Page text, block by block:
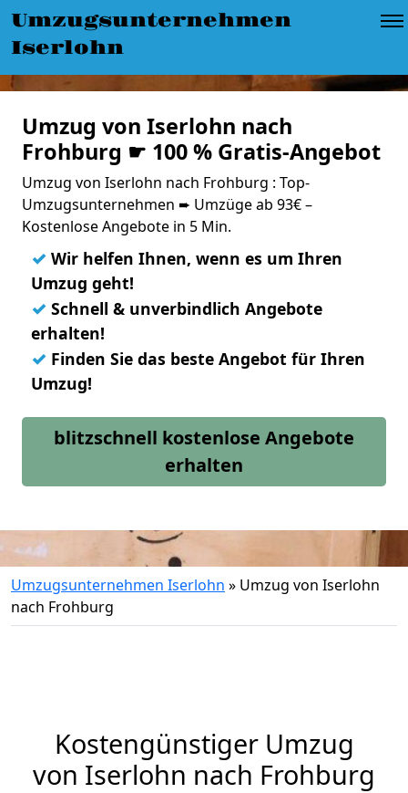
Umzugsunternehmen
Iserlohn
Umzug von Iserlohn nach
Frohburg ☛ 100 % Gratis-Angebot
Umzug von Iserlohn nach Frohburg : Top-
Umzugsunternehmen ➨ Umzüge ab 93€ –
Kostenlose Angebote in 5 Min.
✓ Wir helfen Ihnen, wenn es um Ihren
Umzug geht!
✓ Schnell & unverbindlich Angebote
erhalten!
✓ Finden Sie das beste Angebot für Ihren
Umzug!
blitzschnell kostenlose Angebote
erhalten
Umzugsunternehmen Iserlohn » Umzug von Iserlohn
nach Frohburg
Kostengünstiger Umzug
von Iserlohn nach Frohburg